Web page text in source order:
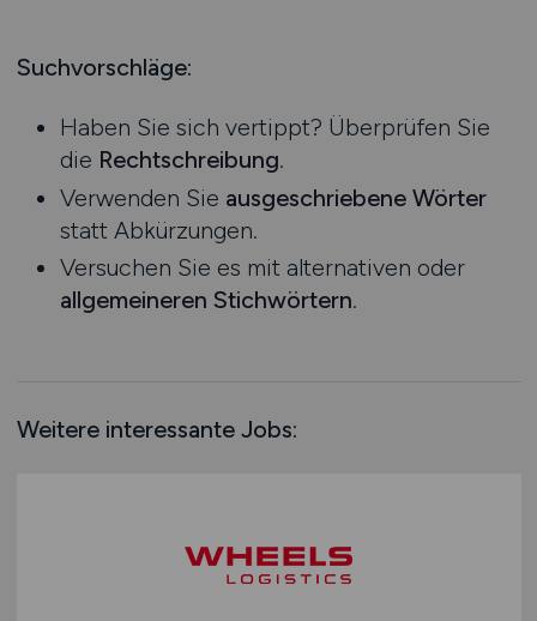
Schienen- / Straßen- / Luft- / Seefracht
Supply Chain Management
Vertrieb / Verkauf / Handel
Zoll / Behörden
Sonstige
Mecklenburg-Vorpommern
Nordrhein-Westfalen
Rheinland-Pfalz
Saarland
Sachsen
Sachsen-Anhalt
Schleswig-Holstein
Schweiz
Suchvorschläge:
Haben Sie sich vertippt? Überprüfen Sie
die Rechtschreibung.
Verwenden Sie ausgeschriebene Wörter
statt Abkürzungen.
Versuchen Sie es mit alternativen oder
allgemeineren Stichwörtern.
Weitere interessante Jobs: